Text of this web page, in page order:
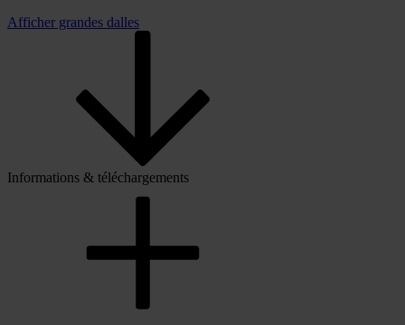
Afficher grandes dalles
Informations & téléchargements